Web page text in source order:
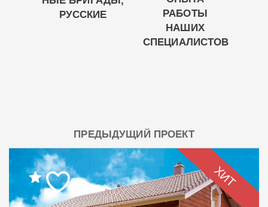
РУССКИЕ
РАБОТЫ
НАШИХ
СПЕЦИАЛИСТОВ
ПРЕДЫДУЩИЙ ПРОЕКТ
ХИТ